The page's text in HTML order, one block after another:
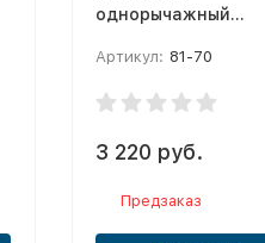
однорычажный
Артикул: 81-70
3 220 руб.
Предзаказ